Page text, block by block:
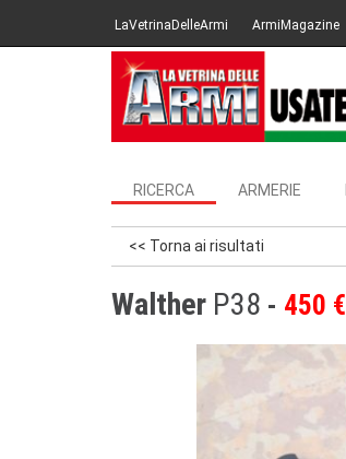
LaVetrinaDelleArmi ArmiMagazine
RICERCA ARMERIE
<< Torna ai risultati
Walther P38 450 €